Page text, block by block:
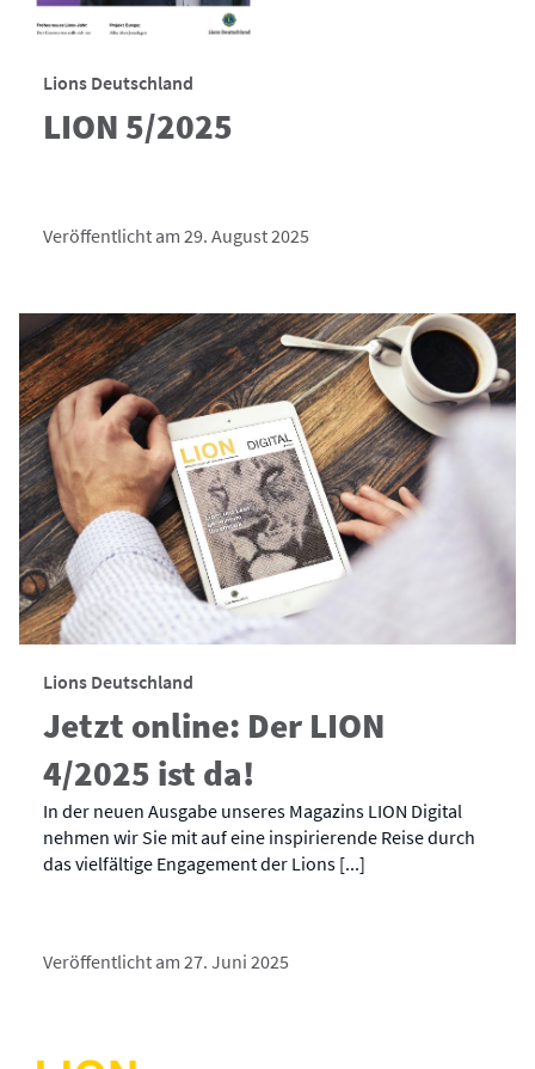
Lions Deutschland
LION 5/2025
Veröffentlicht am 29. August 2025
Lions Deutschland
Jetzt online: Der LION
4/2025 ist da!
In der neuen Ausgabe unseres Magazins LION Digital
nehmen wir Sie mit auf eine inspirierende Reise durch
das vielfältige Engagement der Lions [...]
Veröffentlicht am 27. Juni 2025